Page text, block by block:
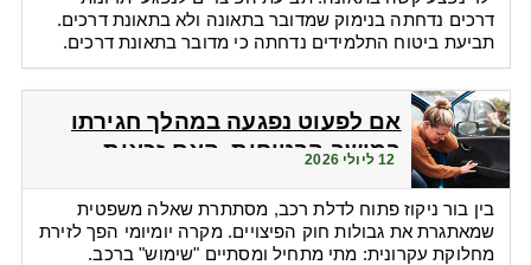
דרכים נדחתה בנימוק שמדובר בתאונה ולא בתאונת דרכים.
תביעת ביטוח התלמידים נדחתה כי מדובר בתאונת דרכים.
אם לפעוט נפגעה במהלך חגירתו
במושב הבטיחות. האם זכאית
12 ליולי 2026
בין בור ניקוז פתוח לדלת רכב, מסתתרת שאלה משפטית
שמאתגרת את גבולות חוק הפיצויים. מקרה יומיומי הפך לזירת
מחלוקת עקרונית: מתי מתחיל ומסתיים "שימוש" ברכב.